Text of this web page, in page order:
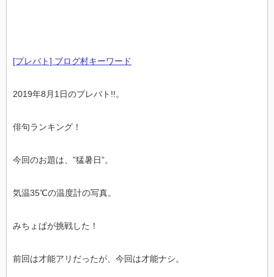
[プレバト] ブログ村キーワード
2019年8月1日のプレバト!!。
俳句ランキング！
今回のお題は、”猛暑日”。
気温35℃の温度計の写真。
みちょぱが挑戦した！
前回は才能アリだったが、今回は才能ナシ。